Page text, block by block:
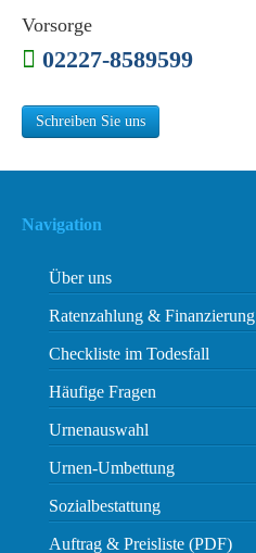
Vorsorge
02227-8589599
Schreiben Sie uns
Navigation
Über uns
Ratenzahlung & Finanzierung
Checkliste im Todesfall
Häufige Fragen
Urnenauswahl
Urnen-Umbettung
Sozialbestattung
Auftrag & Preisliste (PDF)